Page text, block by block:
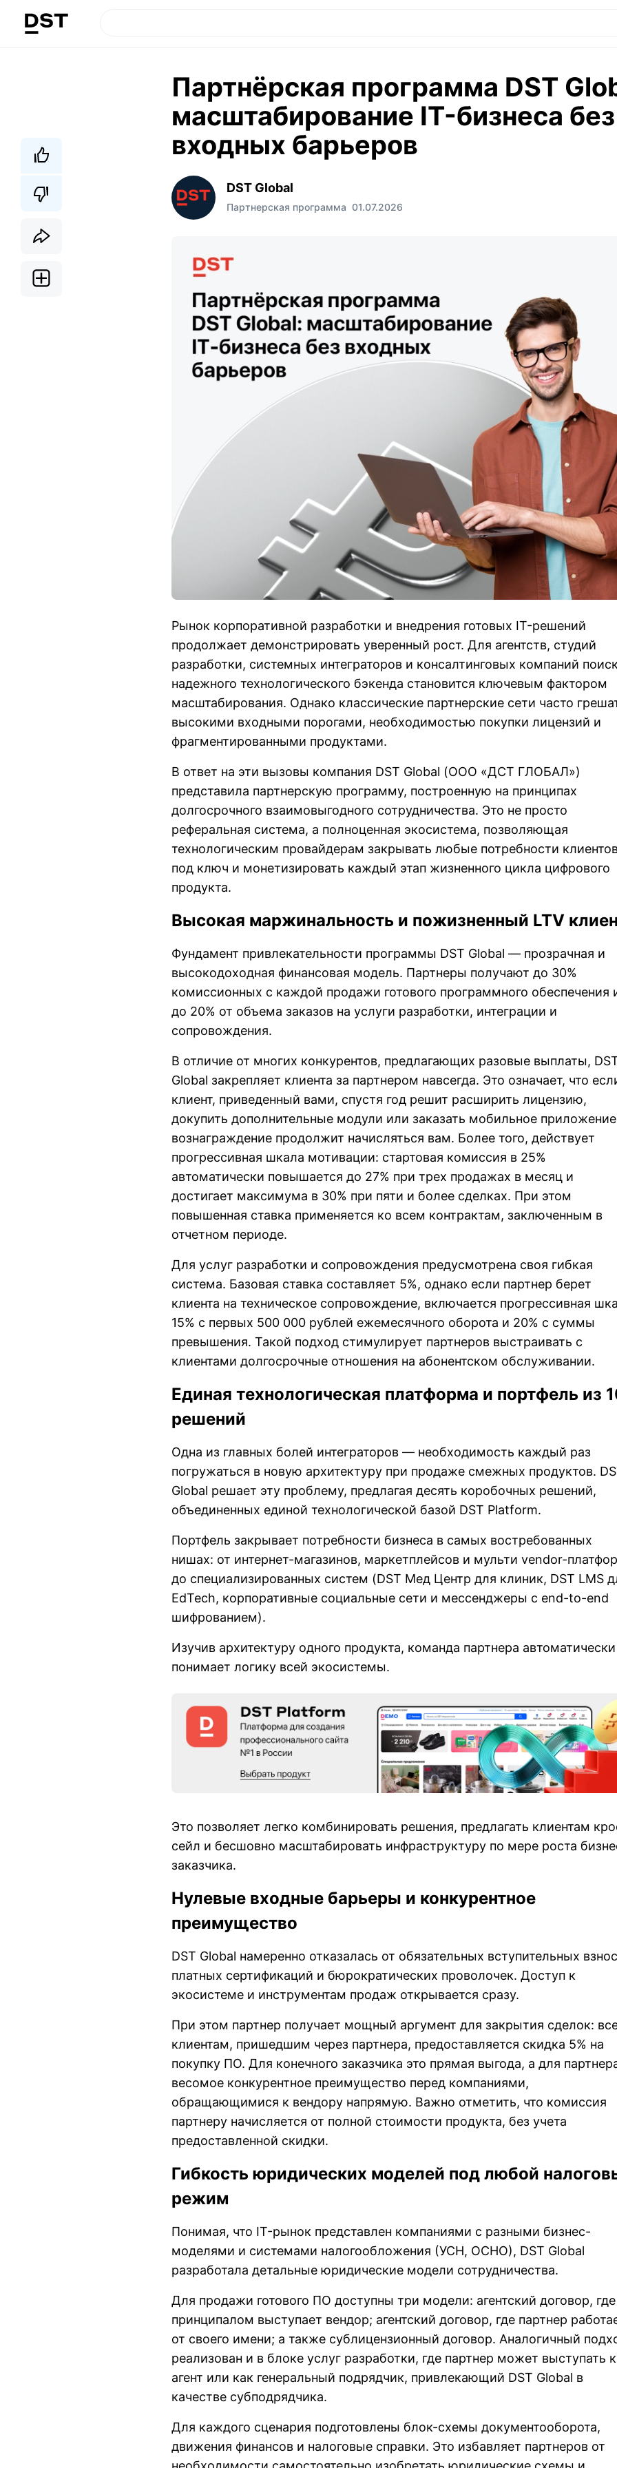
Партнёрская программа DST
масштабирование IT-бизнеса без
входных барьеров
DST Global
Партнерская программа 01.07.2026
Рынок корпоративной разработки и внедрения готовых IT-решений
продолжает демонстрировать уверенный рост. Для агентств, студий
разработки, системных интеграторов и консалтинговых компаний поиск
надежного технологического бэкенда становится ключевым фактором
масштабирования. Однако классические партнерские сети часто
высокими входными порогами, необходимостью покупки лицензий и
фрагментированными продуктами.
В ответ на эти вызовы компания DST Global (ООО «ДСТ ГЛОБАЛ»)
представила партнерскую программу, построенную на принципах
долгосрочного взаимовыгодного сотрудничества. Это не просто
реферальная система, а полноценная экосистема, позволяющая
технологическим провайдерам закрывать любые потребности
под ключ и монетизировать каждый этап жизненного цикла цифрового
продукта.
Высокая маржинальность и пожизненный LTV
Фундамент привлекательности программы DST Global — прозрачная и
высокодоходная финансовая модель. Партнеры получают до 30%
комиссионных с каждой продажи готового программного обеспечения
до 20% от объема заказов на услуги разработки, интеграции и
сопровождения.
В отличие от многих конкурентов, предлагающих разовые выплаты,
Global закрепляет клиента за партнером навсегда. Это означает, что
клиент, приведенный вами, спустя год решит расширить лицензию,
докупить дополнительные модули или заказать мобильное
вознаграждение продолжит начисляться вам. Более того, действует
прогрессивная шкала мотивации: стартовая комиссия в 25%
автоматически повышается до 27% при трех продажах в месяц и
достигает максимума в 30% при пяти и более сделках. При этом
повышенная ставка применяется ко всем контрактам, заключенным в
отчетном периоде.
Для услуг разработки и сопровождения предусмотрена своя гибкая
система. Базовая ставка составляет 5%, однако если партнер берет
клиента на техническое сопровождение, включается прогрессивная
15% с первых 500 000 рублей ежемесячного оборота и 20% с суммы
превышения. Такой подход стимулирует партнеров выстраивать с
клиентами долгосрочные отношения на абонентском обслуживании.
Единая технологическая платформа и портфель из
решений
Одна из главных болей интеграторов — необходимость каждый раз
погружаться в новую архитектуру при продаже смежных продуктов.
Global решает эту проблему, предлагая десять коробочных решений,
объединенных единой технологической базой DST Platform.
Портфель закрывает потребности бизнеса в самых востребованных
нишах: от интернет-магазинов, маркетплейсов и мульти vendor-
до специализированных систем (DST Мед Центр для клиник, DST LMS
EdTech, корпоративные социальные сети и мессенджеры с end-to-end
шифрованием).
Изучив архитектуру одного продукта, команда партнера автоматически
понимает логику всей экосистемы.
Это позволяет легко комбинировать решения, предлагать клиентам
сейл и бесшовно масштабировать инфраструктуру по мере роста
заказчика.
Нулевые входные барьеры и конкурентное
преимущество
DST Global намеренно отказалась от обязательных вступительных
платных сертификаций и бюрократических проволочек. Доступ к
экосистеме и инструментам продаж открывается сразу.
При этом партнер получает мощный аргумент для закрытия сделок:
клиентам, пришедшим через партнера, предоставляется скидка 5% на
покупку ПО. Для конечного заказчика это прямая выгода, а для
весомое конкурентное преимущество перед компаниями,
обращающимися к вендору напрямую. Важно отметить, что комиссия
партнеру начисляется от полной стоимости продукта, без учета
предоставленной скидки.
Гибкость юридических моделей под любой
режим
Понимая, что IT-рынок представлен компаниями с разными бизнес-
моделями и системами налогообложения (УСН, ОСНО), DST Global
разработала детальные юридические модели сотрудничества.
Для продажи готового ПО доступны три модели: агентский договор, где
принципалом выступает вендор; агентский договор, где партнер
от своего имени; а также сублицензионный договор. Аналогичный
реализован и в блоке услуг разработки, где партнер может выступать
агент или как генеральный подрядчик, привлекающий DST Global в
качестве субподрядчика.
Для каждого сценария подготовлены блок-схемы документооборота,
движения финансов и налоговые справки. Это избавляет партнеров от